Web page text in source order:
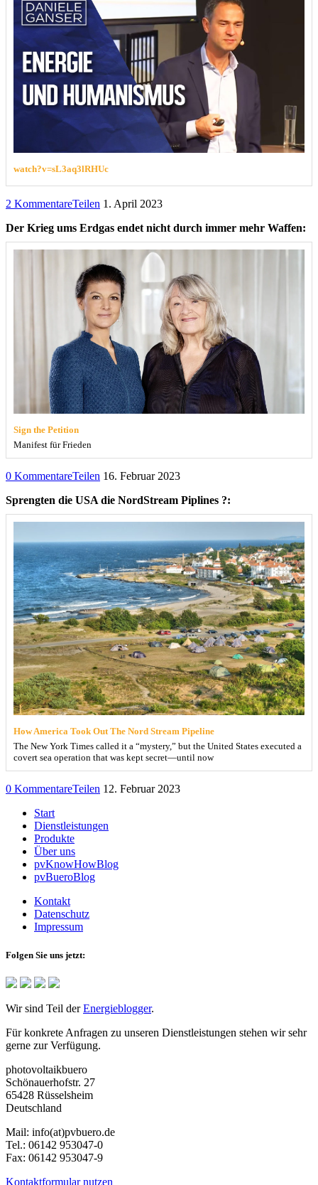
watch?v=sL3aq3lRHUc
2 KommentareTeilen 1. April 2023
Der Krieg ums Erdgas endet nicht durch immer mehr Waffen:
Sign the Petition
Manifest für Frieden
0 KommentareTeilen 16. Februar 2023
Sprengten die USA die NordStream Piplines ?:
How America Took Out The Nord Stream Pipeline
The New York Times called it a “mystery,” but the United States executed a
covert sea operation that was kept secret—until now
0 KommentareTeilen 12. Februar 2023
Start
Dienstleistungen
Produkte
Über uns
pvKnowHowBlog
pvBueroBlog
Kontakt
Datenschutz
Impressum
Folgen Sie uns jetzt:
Wir sind Teil derEnergieblogger.
Für konkrete Anfragen zu unseren Dienstleistungen stehen wir sehr
gerne zur Verfügung.
photovoltaikbuero
Schönauerhofstr. 27
65428 Rüsselsheim
Deutschland
Mail: info(at)pvbuero.de
Tel.: 06142 953047-0
Fax: 06142 953047-9
Kontaktformular nutzen